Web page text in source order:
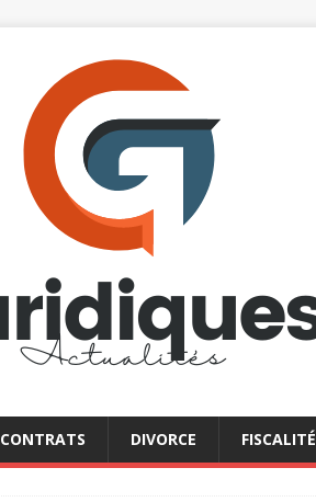
CONTRATS DIVORCE FISCALITÉ